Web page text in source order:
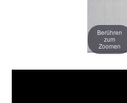
Berühren
zum
Zoomen